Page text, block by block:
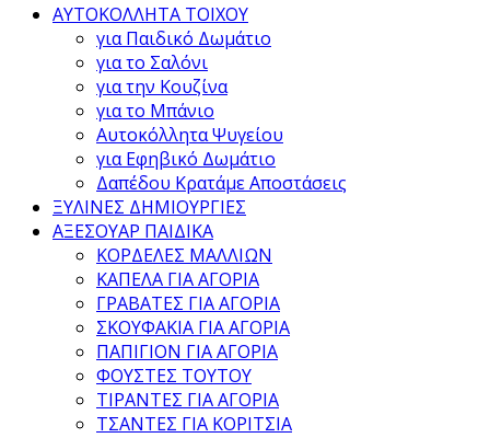
ΑΥΤΟΚΟΛΛΗΤΑ ΤΟΙΧΟΥ
για Παιδικό Δωμάτιο
για το Σαλόνι
για την Κουζίνα
για το Μπάνιο
Αυτοκόλλητα Ψυγείου
για Εφηβικό Δωμάτιο
Δαπέδου Κρατάμε Αποστάσεις
ΞΥΛΙΝΕΣ ΔΗΜΙΟΥΡΓΙΕΣ
ΑΞΕΣΟΥΑΡ ΠΑΙΔΙΚΑ
ΚΟΡΔΕΛΕΣ ΜΑΛΛΙΩΝ
ΚΑΠΕΛΑ ΓΙΑ ΑΓΟΡΙΑ
ΓΡΑΒΑΤΕΣ ΓΙΑ ΑΓΟΡΙΑ
ΣΚΟΥΦΑΚΙΑ ΓΙΑ ΑΓΟΡΙΑ
ΠΑΠΙΓΙΟΝ ΓΙΑ ΑΓΟΡΙΑ
ΦΟΥΣΤΕΣ ΤΟΥΤΟΥ
ΤΙΡΑΝΤΕΣ ΓΙΑ ΑΓΟΡΙΑ
ΤΣΑΝΤΕΣ ΓΙΑ ΚΟΡΙΤΣΙΑ